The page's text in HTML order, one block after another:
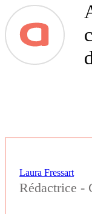
Laura Fressart
Rédactrice -